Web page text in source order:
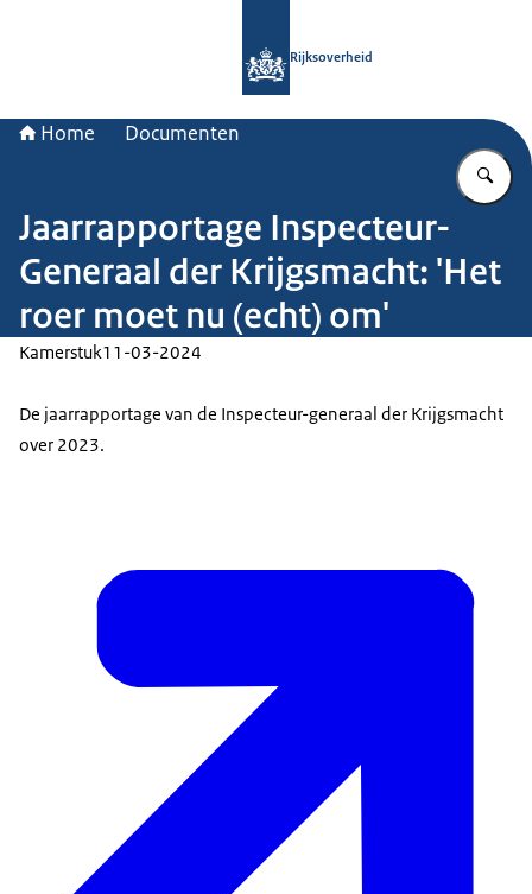
Rijksoverheid
Home Documenten
Jaarrapportage Inspecteur-
Generaal der Krijgsmacht: 'Het
roer moet nu (echt) om'
Kamerstuk11-03-2024
De jaarrapportage van de Inspecteur-generaal der Krijgsmacht
over 2023.